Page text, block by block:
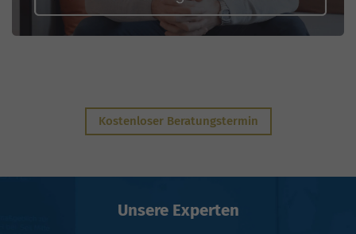
Kostenloser Beratungstermin
Unsere Experten